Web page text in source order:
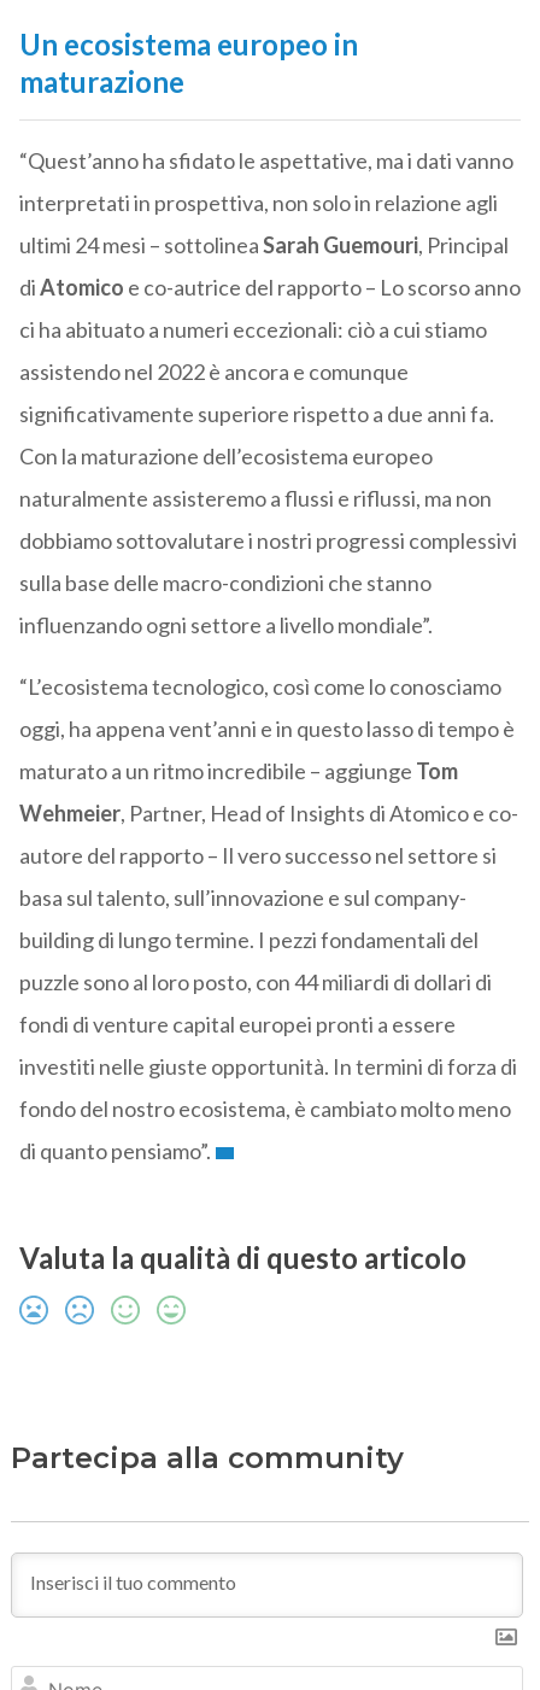
Un ecosistema europeo in
maturazione
“Quest’anno ha sfidato le aspettative, ma i dati vanno
interpretati in prospettiva, non solo in relazione agli
ultimi 24 mesi – sottolineaSarah Guemouri, Principal
diAtomico e co-autrice del rapporto – Lo scorso anno
ci ha abituato a numeri eccezionali: ciò a cui stiamo
assistendo nel 2022 è ancora e comunque
significativamente superiore rispetto a due anni fa.
Con la maturazione dell’ecosistema europeo
naturalmente assisteremo a flussi e riflussi, ma non
dobbiamo sottovalutare i nostri progressi complessivi
sulla base delle macro-condizioni che stanno
influenzando ogni settore a livello mondiale”.
“L’ecosistema tecnologico, così come lo conosciamo
oggi, ha appena vent’anni e in questo lasso di tempo è
maturato a un ritmo incredibile – aggiunge Tom
Wehmeier, Partner, Head of Insights di Atomico e co-
autore del rapporto – Il vero successo nel settore si
basa sul talento, sull’innovazione e sul company-
building di lungo termine. I pezzi fondamentali del
puzzle sono al loro posto, con 44 miliardi di dollari di
fondi di venture capital europei pronti a essere
investiti nelle giuste opportunità. In termini di forza di
fondo del nostro ecosistema, è cambiato molto meno
di quanto pensiamo”.
Valuta la qualità di questo articolo
Partecipa alla community